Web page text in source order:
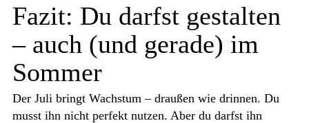
Fazit: Du darfst gestalten
– auch (und gerade) im
Sommer
Der Juli bringt Wachstum – draußen wie drinnen. Du
musst ihn nicht perfekt nutzen. Aber du darfst ihn